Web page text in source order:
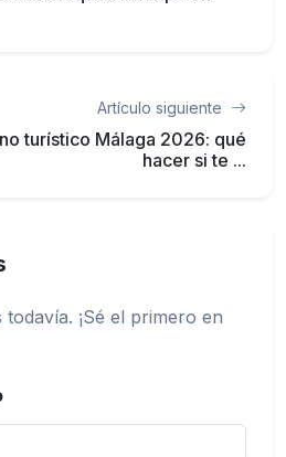
Artículo siguiente
turístico Málaga 2026: qué
hacer si te ...
¡Sé el primero en